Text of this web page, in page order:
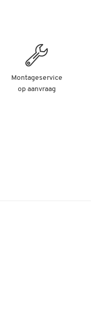
Montageservice
op aanvraag